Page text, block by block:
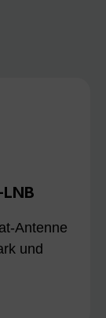
Antenne
und